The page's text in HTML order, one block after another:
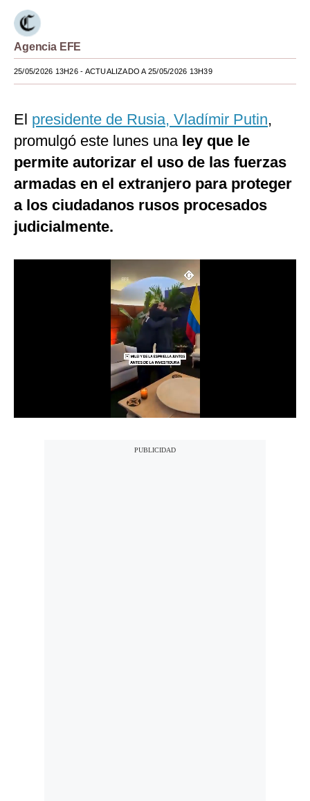
Mundo
EEUU
Internacional
Tecnología
Club del Suscriptor
Mix
Agencia EFE
25/05/2026 13H26- ACTUALIZADO A 25/05/2026 13H39
El presidente de Rusia, Vladímir Putin,
promulgó este lunes una ley que le
permite autorizar el uso de las fuerzas
armadas en el extranjero para proteger
a los ciudadanos rusos procesados
judicialmente.